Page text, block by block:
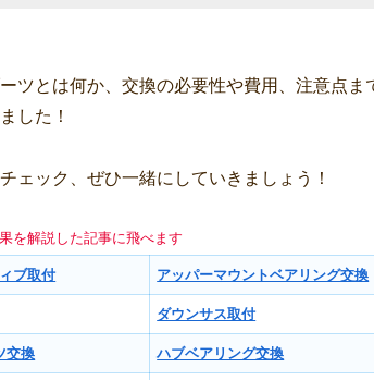
ツとは何か、交換の必要性や費用、注意点ま
した！
ェック、ぜひ一緒にしていきましょう！
を解説した記事に飛べます
ブ取付 アッパーマウントベアリング交換
ダウンサス取付
交換 ハブベアリング交換